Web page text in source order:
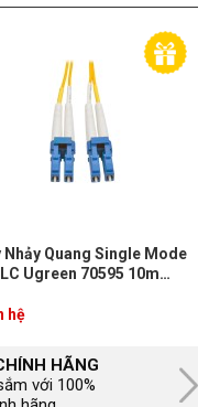
Nhảy Quang Single Mode
Ugreen 70595 10m
UPC, Bước Sóng
1550nm
hệ
HÃNG
với 100%